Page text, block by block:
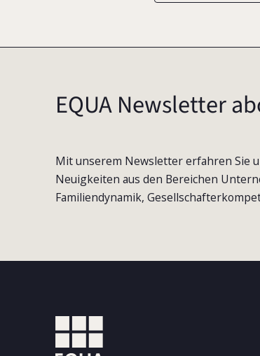
EQUA Newsletter
Mit unserem Newsletter erfahren Sie
Neuigkeiten aus den Bereichen
Familiendynamik,